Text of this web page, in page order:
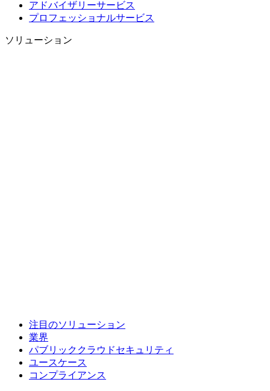
アドバイザリーサービス
プロフェッショナルサービス
ソリューション
注目のソリューション
業界
パブリッククラウドセキュリティ
ユースケース
コンプライアンス